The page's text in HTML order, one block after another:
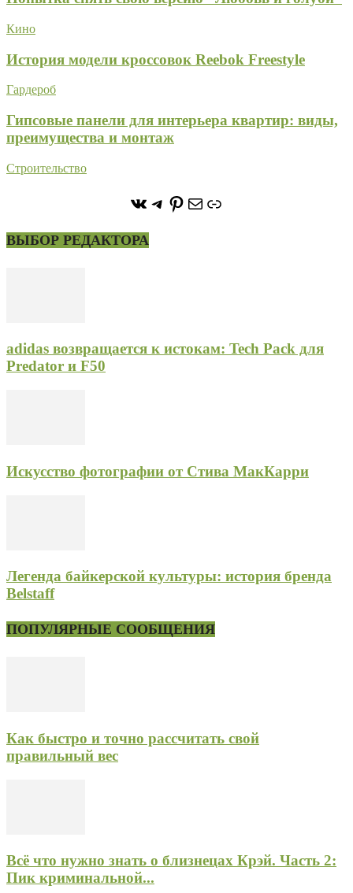
Кино
История модели кроссовок Reebok Freestyle
Гардероб
Гипсовые панели для интерьера квартир: виды,
преимущества и монтаж
Строительство
https://vk.com/
https://t.me/stoneforest
https://
ПочтаСсылка
ВЫБОР РЕДАКТОРА
adidas возвращается к истокам: Tech Pack для
Predator и F50
Искусство фотографии от Стива МакКарри
Легенда байкерской культуры: история бренда
Belstaff
ПОПУЛЯРНЫЕ СООБЩЕНИЯ
Как быстро и точно рассчитать свой
правильный вес
Всё что нужно знать о близнецах Крэй. Часть 2:
Пик криминальной...